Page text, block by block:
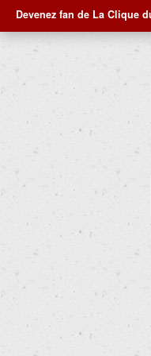
Devenez fan de La Clique